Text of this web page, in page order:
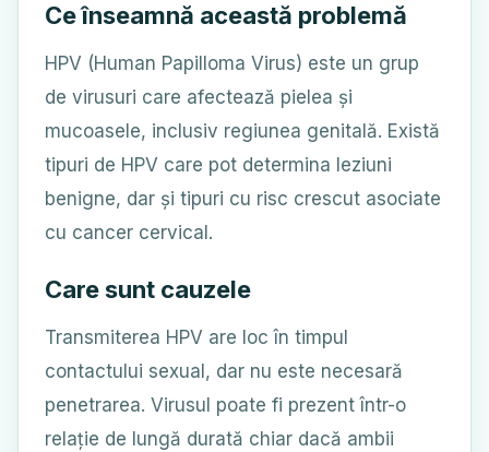
Ce înseamnă această problemă
HPV (Human Papilloma Virus) este un grup
de virusuri care afectează pielea și
mucoasele, inclusiv regiunea genitală. Există
tipuri de HPV care pot determina leziuni
benigne, dar și tipuri cu risc crescut asociate
cu cancer cervical.
Care sunt cauzele
Transmiterea HPV are loc în timpul
contactului sexual, dar nu este necesară
penetrarea. Virusul poate fi prezent într-o
relație de lungă durată chiar dacă ambii